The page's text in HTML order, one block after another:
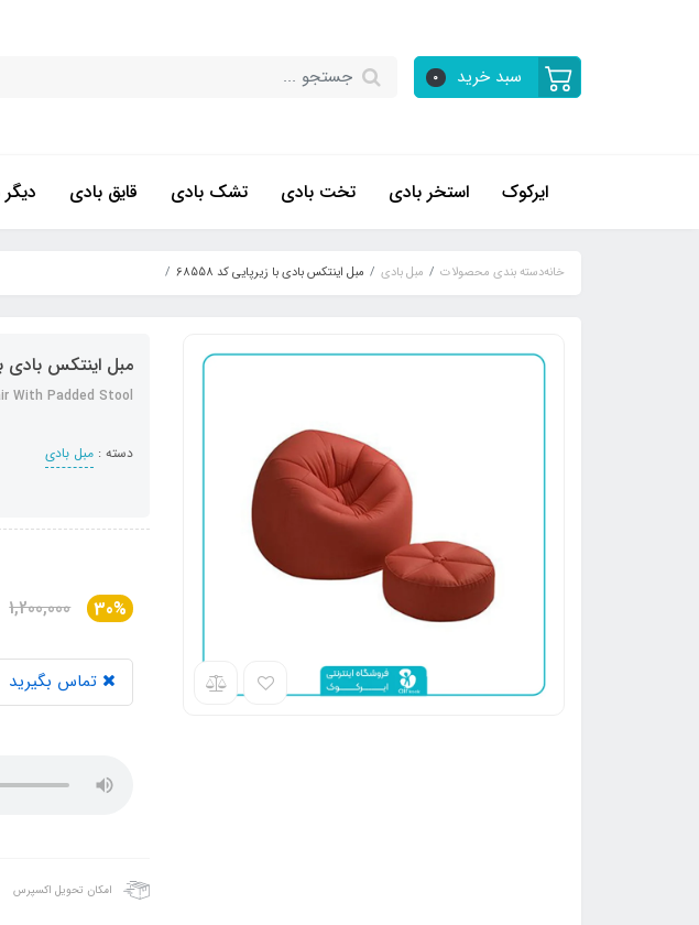
سبد خرید 0
ایرکوک استخر بادی تخت بادی تشک بادی قایق بادی
خانهدسته بندی محصولات مبل بادی مبل اینتکس بادی با زیرپایی کد 68558
مبل اینتکس بادی با
With Padded Stool
دسته : مبل بادی
30%
1,200,000
تماس بگیرید
امکان تحویل اکسپرس